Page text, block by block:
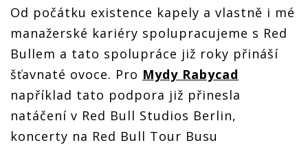
poprvé v
Africe.
Koncert v
Clubu
okem a
uchem
manažera
a zvukaře
Petra
poprvé v
Africe.
Koncert v
Cairo Jazz
Clubu
okem a
uchem
manažera
a zvukaře
Petra
Blažka
Africe.
Koncert v
Cairo Jazz
Clubu
okem a
uchem
manažera
a zvukaře
Petra
zahráli
Africe.
Koncert v
Cairo Jazz
Clubu
uchem
a zvukaře
Od počátku existence kapely a vlastně i mé
manažerské kariéry spolupracujeme s Red
Bullem a tato spolupráce již roky přináší
šťavnaté ovoce. Pro Mydy Rabycad
například tato podpora již přinesla
natáčení v Red Bull Studios Berlin,
koncerty na Red Bull Tour Busu